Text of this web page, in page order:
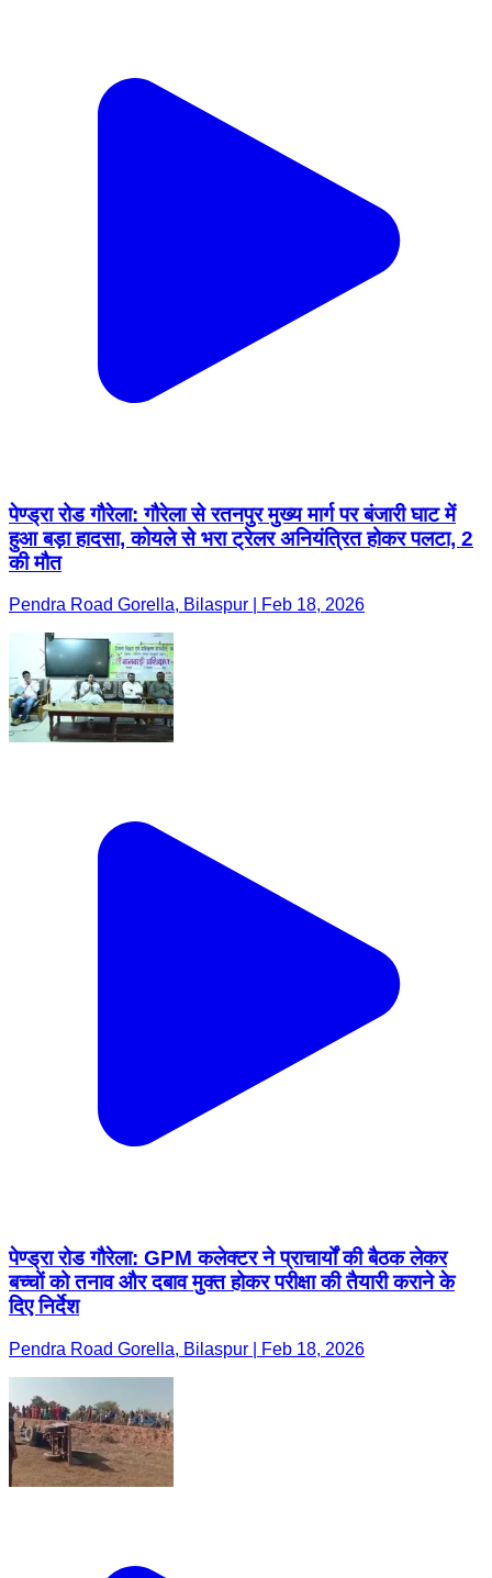
पेण्ड्रा रोड गौरेला: गौरेला से रतनपुर मुख्य मार्ग पर बंजारी घाट में
हुआ बड़ा हादसा, कोयले से भरा ट्रेलर अनियंत्रित होकर पलटा, 2
की मौत
Pendra Road Gorella, Bilaspur | Feb 18, 2026
पेण्ड्रा रोड गौरेला: GPM कलेक्टर ने प्राचार्यों की बैठक लेकर
बच्चों को तनाव और दबाव मुक्त होकर परीक्षा की तैयारी कराने के
दिए निर्देश
Pendra Road Gorella, Bilaspur | Feb 18, 2026